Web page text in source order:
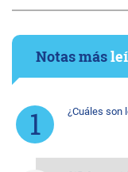
Notas más
¿Cuáles son